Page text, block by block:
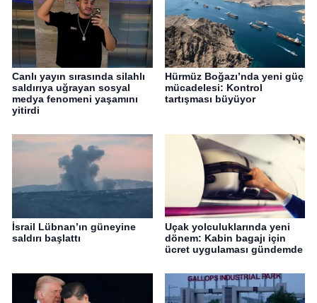
Canlı yayın sırasında silahlı
saldırıya uğrayan sosyal
medya fenomeni yaşamını
yitirdi
Hürmüz Boğazı’nda yeni güç
mücadelesi: Kontrol
tartışması büyüyor
İsrail Lübnan’ın güneyine
saldırı başlattı
Uçak yolculuklarında yeni
dönem: Kabin bagajı için
ücret uygulaması gündemde